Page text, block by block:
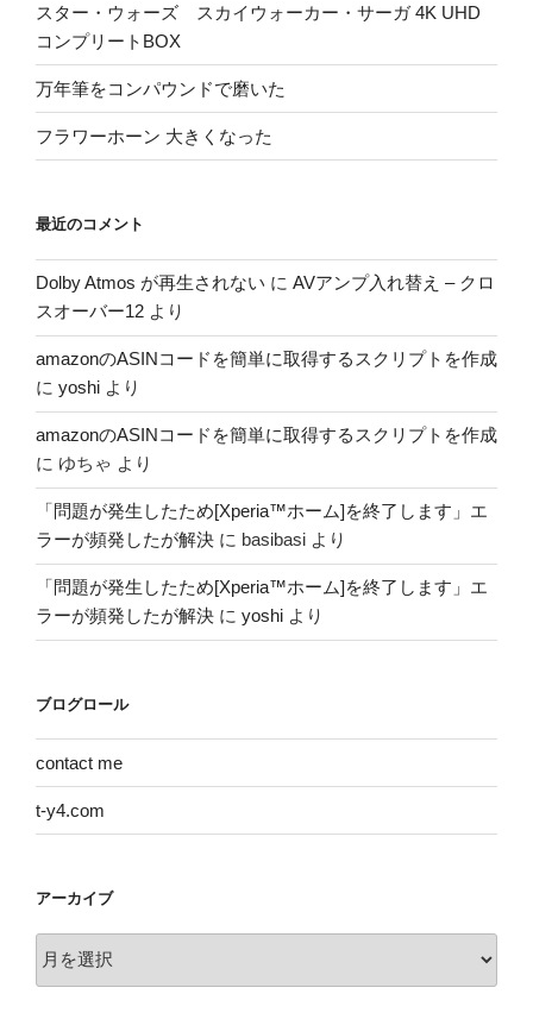
スター・ウォーズ スカイウォーカー・サーガ 4K UHD
コンプリートBOX
万年筆をコンパウンドで磨いた
フラワーホーン 大きくなった
最近のコメント
Dolby Atmos が再生されない に AVアンプ入れ替え – クロ
スオーバー12 より
amazonのASINコードを簡単に取得するスクリプトを作成
に yoshi より
amazonのASINコードを簡単に取得するスクリプトを作成
に ゆちゃ より
「問題が発生したため[Xperia™ホーム]を終了します」エ
ラーが頻発したが解決 に basibasi より
「問題が発生したため[Xperia™ホーム]を終了します」エ
ラーが頻発したが解決 に yoshi より
ブログロール
contact me
t-y4.com
アーカイブ
ー